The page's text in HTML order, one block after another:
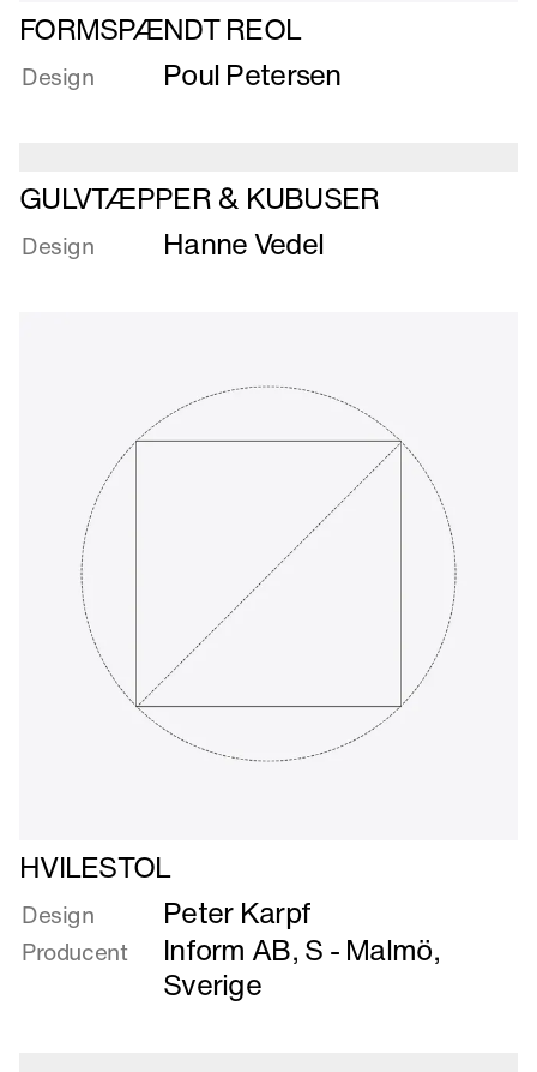
Læs
mere
om
FORMSPÆNDT REOL
Design Poul Petersen
Læs
mere
om
GULVTÆPPER & KUBUSER
Design Hanne Vedel
Læs
mere
om
HVILESTOL
HVILESTOL
Design Peter Karpf
Producent
Inform AB, S - Malmö,
Sverige